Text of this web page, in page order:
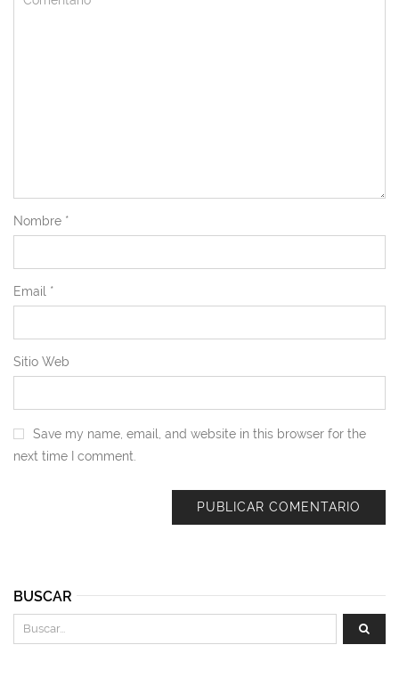
Nombre *
Email *
Sitio Web
Save my name, email, and website in this browser for the
next time I comment.
BUSCAR